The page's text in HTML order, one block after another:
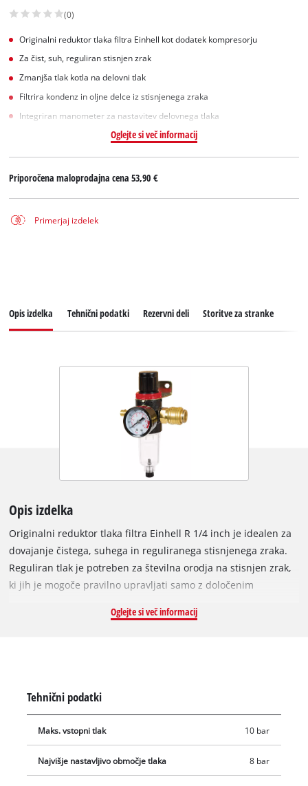
(0)
Originalni reduktor tlaka filtra Einhell kot dodatek kompresorju
Za čist, suh, reguliran stisnjen zrak
Zmanjša tlak kotla na delovni tlak
Filtrira kondenz in oljne delce iz stisnjenega zraka
Integriran manometer za nastavitev delovnega tlaka
Oglejte si več informacij
Priporočena maloprodajna cena53,90 €
Primerjaj izdelek
Opis izdelka Tehnični podatki Rezervni deli Storitve za stranke
Opis izdelka
Originalni reduktor tlaka filtra Einhell R 1/4 inch je idealen za
dovajanje čistega, suhega in reguliranega stisnjenega zraka.
Reguliran tlak je potreben za številna orodja na stisnjen zrak,
ki jih je mogoče pravilno upravljati samo z določenim
kakovost stisnjenega zraka z odstranjevanjem trdnih delcev in
opremljen s krmilnim gumbom, manometrom, hitro spojko,
10 barov, nastavljivo območje tlaka je do 8 barov. Filtrirni
element za lovljenje oljnih in vodnih delcev v stisnjenem zraku
je zamenljiv. Filtrirni reduktor tlaka je opremljen s priključkom
Oglejte si več informacij
Tehnični podatki
Maks. vstopni tlak 10 bar
Najvišje nastavljivo območje tlaka 8 bar